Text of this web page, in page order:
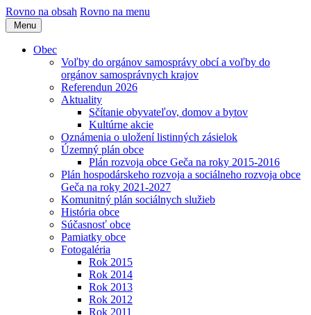
Rovno na obsah Rovno na menu
Menu
Obec
Voľby do orgánov samosprávy obcí a voľby do
orgánov samosprávnych krajov
Referendun 2026
Aktuality
Sčítanie obyvateľov, domov a bytov
Kultúrne akcie
Oznámenia o uložení listinných zásielok
Územný plán obce
Plán rozvoja obce Geča na roky 2015-2016
Plán hospodárskeho rozvoja a sociálneho rozvoja obce
Geča na roky 2021-2027
Komunitný plán sociálnych služieb
História obce
Súčasnosť obce
Pamiatky obce
Fotogaléria
Rok 2015
Rok 2014
Rok 2013
Rok 2012
Rok 2011